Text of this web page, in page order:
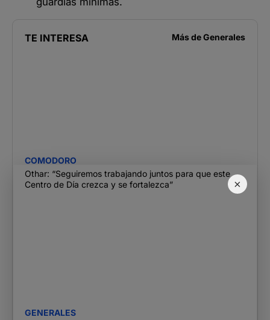
×
TE INTERESA Más deGenerales
COMODORO
Othar: “Seguiremos trabajando juntos para que este
Centro de Día crezca y se fortalezca”
GENERALES